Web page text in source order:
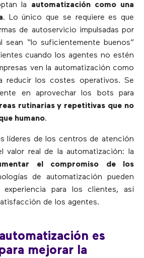
la automatización como una
. Lo único que se requiere es que
de autoservicio impulsadas por
sean “lo suficientemente buenos”
cuando los agentes no estén
ven la automatización como
reducir los costes operativos. Se
en aprovechar los bots para
rutinarias y repetitivas que no
humano.
líderes de los centros de atención
valor real de la automatización: la
el compromiso de los
de automatización pueden
para los clientes, así
de los agentes.
es
mejorar la